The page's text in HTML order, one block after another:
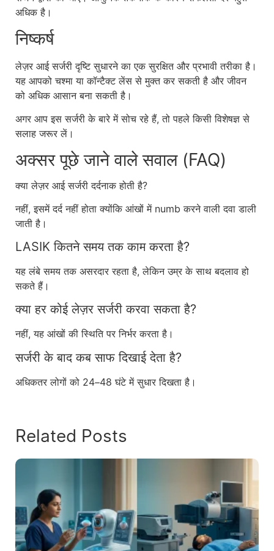
अधिक है।
निष्कर्ष
लेज़र आई सर्जरी दृष्टि सुधारने का एक सुरक्षित और प्रभावी तरीका है।
यह आपको चश्मा या कॉन्टैक्ट लेंस से मुक्त कर सकती है और जीवन
को अधिक आसान बना सकती है।
अगर आप इस सर्जरी के बारे में सोच रहे हैं, तो पहले किसी विशेषज्ञ से
सलाह जरूर लें।
अक्सर पूछे जाने वाले सवाल (FAQ)
क्या लेज़र आई सर्जरी दर्दनाक होती है?
नहीं, इसमें दर्द नहीं होता क्योंकि आंखों में numb करने वाली दवा डाली
जाती है।
LASIK कितने समय तक काम करता है?
यह लंबे समय तक असरदार रहता है, लेकिन उम्र के साथ बदलाव हो
सकते हैं।
क्या हर कोई लेज़र सर्जरी करवा सकता है?
नहीं, यह आंखों की स्थिति पर निर्भर करता है।
सर्जरी के बाद कब साफ दिखाई देता है?
अधिकतर लोगों को 24–48 घंटे में सुधार दिखता है।
Related Posts